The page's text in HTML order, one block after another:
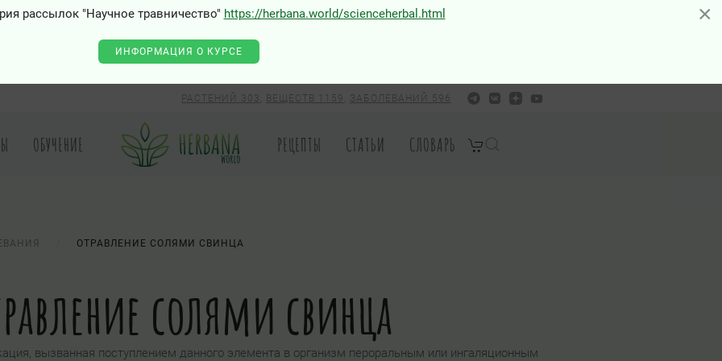
×
рассылок "Научное травничество" https://herbana.world/scienceherbal.html
ИНФОРМАЦИЯ О КУРСЕ
РАСТЕНИЙ 303 ВЕЩЕСТВ 1159 ЗАБОЛЕВАНИЙ 596
ОБУЧЕНИЕ РЕЦЕПТЫ СТАТЬИ СЛОВАРЬ
ОТРАВЛЕНИЕ СОЛЯМИ СВИНЦА
солями свинца
вызванная поступлением данного элемента в организм пероральным или ингаляционным
×